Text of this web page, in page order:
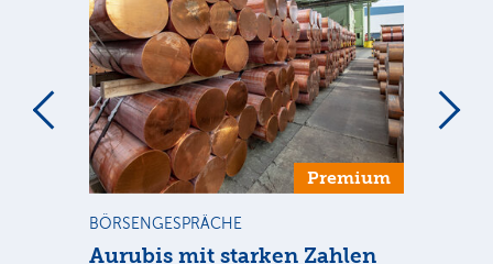
Premium
BÖRSENGESPRÄCHE
Aurubis mit starken Zahlen